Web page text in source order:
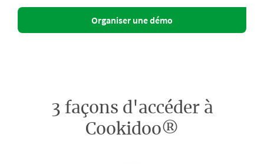
Organiser une démo
3 façons d'accéder à
Cookidoo®